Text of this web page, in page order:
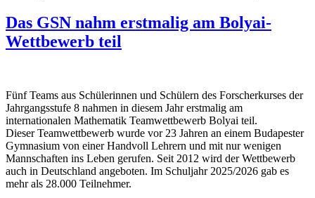
Das GSN nahm erstmalig am Bolyai-
Wettbewerb teil
Fünf Teams aus Schülerinnen und Schülern des Forscherkurses der
Jahrgangsstufe 8 nahmen in diesem Jahr erstmalig am
internationalen Mathematik Teamwettbewerb Bolyai teil.
Dieser Teamwettbewerb wurde vor 23 Jahren an einem Budapester
Gymnasium von einer Handvoll Lehrern und mit nur wenigen
Mannschaften ins Leben gerufen. Seit 2012 wird der Wettbewerb
auch in Deutschland angeboten. Im Schuljahr 2025/2026 gab es
mehr als 28.000 Teilnehmer.